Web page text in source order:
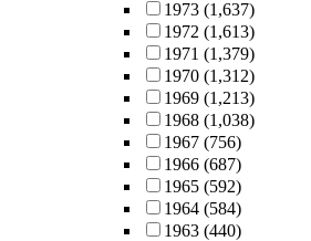
1973 (1,637)
1972 (1,613)
1971 (1,379)
1970 (1,312)
1969 (1,213)
1968 (1,038)
1967 (756)
1966 (687)
1965 (592)
1964 (584)
1963 (440)